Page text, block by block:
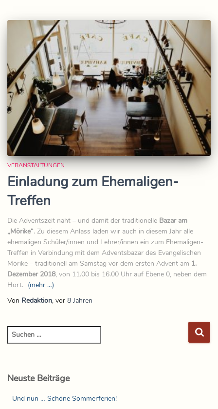
VERANSTALTUNGEN
Einladung zum Ehemaligen-
Treffen
Die Adventszeit naht – und damit der traditionelle Bazar am
„Mörike“. Zu diesem Anlass laden wir auch in diesem Jahr alle
ehemaligen Schüler/innen und Lehrer/innen ein zum Ehemaligen-
Treffen in Verbindung mit dem Adventsbazar des Evangelischen
Mörike – traditionell am Samstag vor dem ersten Advent am 1.
Dezember 2018, von 11.00 bis 16.00 Uhr auf Ebene 0, neben dem
Hort. (mehr …)
Von Redaktion, vor 8 Jahren
Neuste Beiträge
Und nun … Schöne Sommerferien!